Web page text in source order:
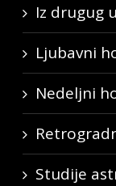
Iz drugug
Ljubavni
Nedeljni
Studije